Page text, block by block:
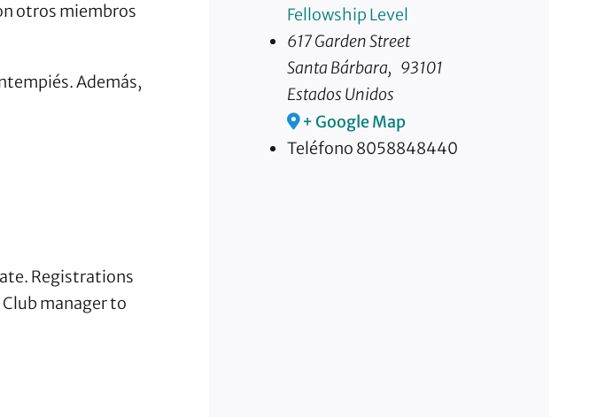
otros miembros
Además,
Registrations
manager to
Fellowship Level
617 Garden Street
Santa Bárbara, 93101
Estados Unidos
+ Google Map
Teléfono 8058848440